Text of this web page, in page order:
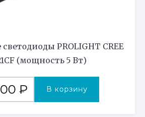
PROLIGHT CREE
(мощность 5 Вт)
₽ В корзину